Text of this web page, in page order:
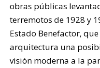
obras públicas
terremotos de 1928 y
Estado Benefactor,
arquitectura una
visión moderna a la